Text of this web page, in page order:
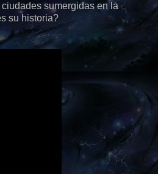
sumergidas en la
su historia?